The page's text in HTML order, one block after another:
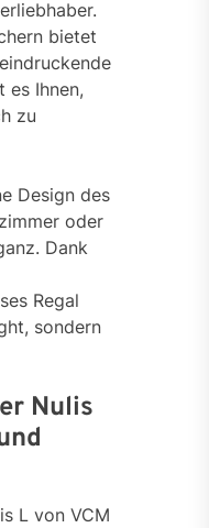
bietet
es Ihnen,
zu
Design des
oder
Dank
Regal
sondern
Nulis
L von VCM